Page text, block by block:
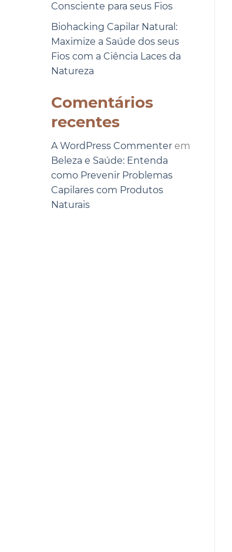
Consciente para seus Fios
Biohacking Capilar Natural:
Maximize a Saúde dos seus
Fios com a Ciência Laces da
Natureza
Comentários
recentes
A WordPress Commenter em
Beleza e Saúde: Entenda
como Prevenir Problemas
Capilares com Produtos
Naturais